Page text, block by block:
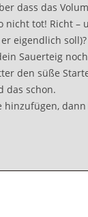
dass das
nicht tot! Richt –
eigendlich soll)?
Sauerteig
den süße
das schon.
hinzufügen,